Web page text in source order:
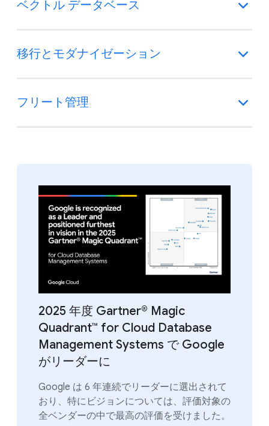
ベクトル データベース
移行とモダナイゼーション
フリート管理
2025 年度 Gartner® Magic
Quadrant™ for Cloud Database
Management Systems で Google
がリーダーに
Google は 6 年連続でリーダーに選出されて
おり、特にビジョンについては、評価対象の
全ベンダーの中で最高の評価を受けました。